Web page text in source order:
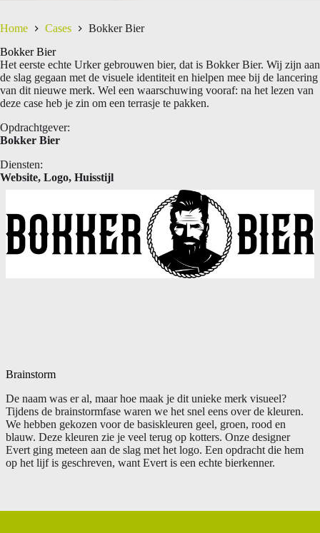
Home Cases
Bokker Bier
Bokker Bier
Het eerste echte Urker gebrouwen bier, dat is Bokker Bier. Wij zijn aan
de slag gegaan met de visuele identiteit en hielpen mee bij de lancering
van dit nieuwe merk. Wel een waarschuwing vooraf: na het lezen van
deze case heb je zin om een terrasje te pakken.
Opdrachtgever:
Bokker Bier
Diensten:
Website, Logo, Huisstijl
Brainstorm
De naam was er al, maar hoe maak je dit unieke merk visueel?
Tijdens de brainstormfase waren we het snel eens over de kleuren.
We hebben gekozen voor de basiskleuren geel, groen, rood en
blauw. Deze kleuren zie je veel terug op kotters. Onze designer
Evert ging meteen aan de slag met het logo. Een opdracht die hem
op het lijf is geschreven, want Evert is een echte bierkenner.